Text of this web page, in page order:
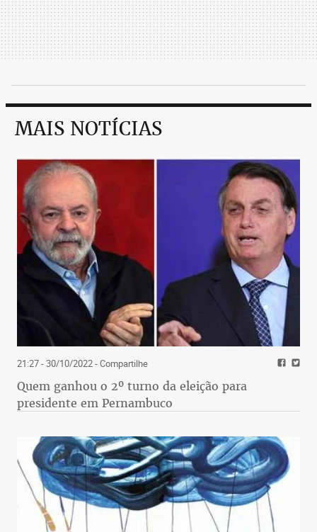
MAIS NOTÍCIAS
21:27 - 30/10/2022- Compartilhe
Quem ganhou o 2º turno da eleição para
presidente em Pernambuco